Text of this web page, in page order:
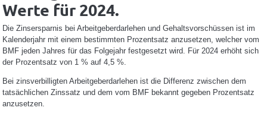
Werte für 2024.
Die Zinsersparnis bei Arbeitgeberdarlehen und Gehaltsvorschüssen ist im
Kalenderjahr mit einem bestimmten Prozentsatz anzusetzen, welcher vom
BMF jeden Jahres für das Folgejahr festgesetzt wird. Für 2024 erhöht sich
der Prozentsatz von 1 % auf 4,5 %.
Bei zinsverbilligten Arbeitgeberdarlehen ist die Differenz zwischen dem
tatsächlichen Zinssatz und dem vom BMF bekannt gegeben Prozentsatz
anzusetzen.